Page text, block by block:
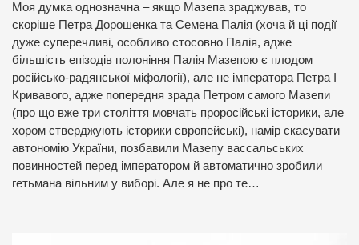
Моя думка однозначна – якщо Мазепа зраджував, то
скоріше Петра Дорошенка та Семена Палія (хоча й ці події
дуже суперечливі, особливо стосовно Палія, адже
більшість епізодів полоніння Палія Мазепою є плодом
російсько-радянської міфології), але не імператора Петра І
Кривавого, адже попередня зрада Петром самого Мазепи
(про що вже три століття мовчать проросійські історики, але
хором стверджують історики європейські), намір скасувати
автономію України, позбавили Мазепу вассальських
повинностей перед імператором й автоматично зробили
гетьмана вільним у виборі. Але я не про те…